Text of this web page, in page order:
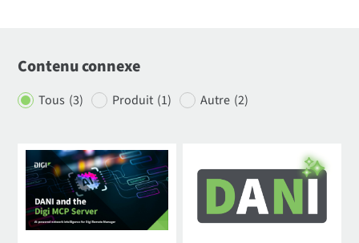
Contenu connexe
Tous (3) Produit (1) Autre (2)